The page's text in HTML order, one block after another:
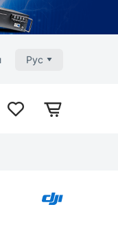
Рус